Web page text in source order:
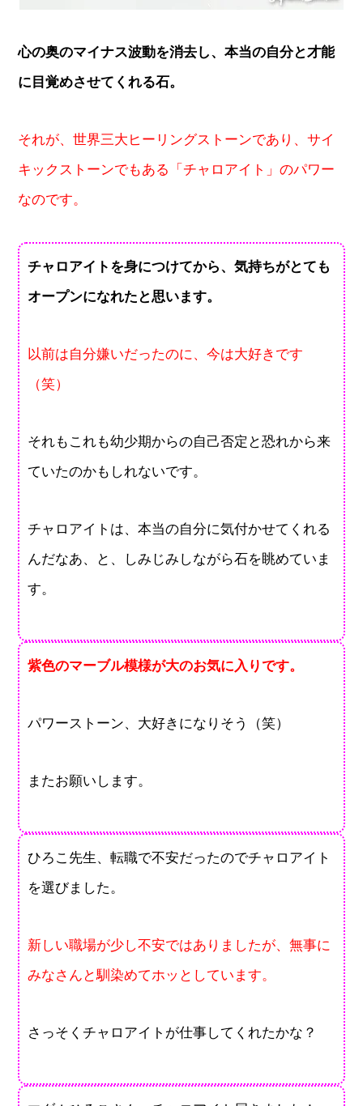
心の奥のマイナス波動を消去し、本当の自分と才能
に目覚めさせてくれる石。
それが、世界三大ヒーリングストーンであり、サイ
キックストーンでもある「チャロアイト」のパワー
なのです。
チャロアイトを身につけてから、気持ちがとても
オープンになれたと思います。
以前は自分嫌いだったのに、今は大好きです
（笑）
それもこれも幼少期からの自己否定と恐れから来
ていたのかもしれないです。
チャロアイトは、本当の自分に気付かせてくれる
んだなあ、と、しみじみしながら石を眺めていま
す。
紫色のマーブル模様が大のお気に入りです。
パワーストーン、大好きになりそう（笑）
またお願いします。
ひろこ先生、転職で不安だったのでチャロアイト
を選びました。
新しい職場が少し不安ではありましたが、無事に
みなさんと馴染めてホッとしています。
さっそくチャロアイトが仕事してくれたかな？